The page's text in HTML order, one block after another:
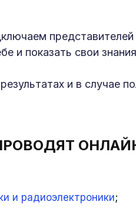
и показать свои
и в случае
и радиоэлектроники;